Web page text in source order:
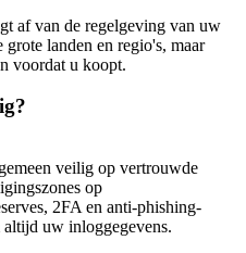
af van de regelgeving van uw
grote landen en regio's, maar
voordat u koopt.
veilig op vertrouwde
op
2FA en anti-phishing-
altijd uw inloggegevens.